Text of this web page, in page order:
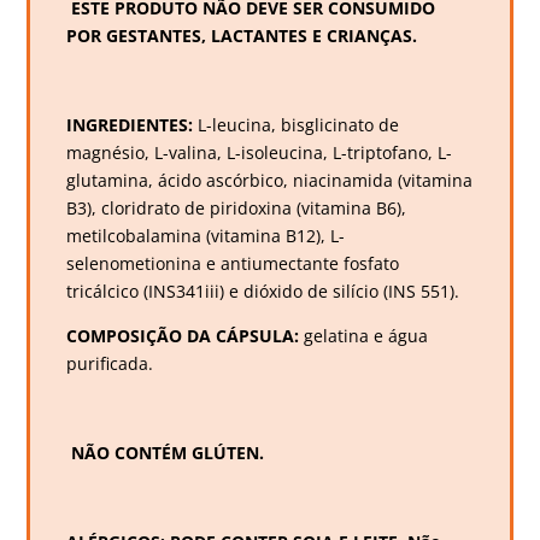
ESTE PRODUTO NÃO DEVE SER CONSUMIDO
POR GESTANTES, LACTANTES E CRIANÇAS.
INGREDIENTES: L-leucina, bisglicinato de
magnésio, L-valina, L-isoleucina, L-triptofano, L-
glutamina, ácido ascórbico, niacinamida (vitamina
B3), cloridrato de piridoxina (vitamina B6),
metilcobalamina (vitamina B12), L-
selenometionina e antiumectante fosfato
tricálcico (INS341iii) e dióxido de silício (INS 551).
COMPOSIÇÃO DA CÁPSULA:gelatina e água
purificada.
NÃO CONTÉM GLÚTEN.